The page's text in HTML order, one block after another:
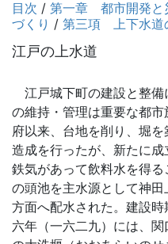
目次 / 第一章 都市開発と
づくり / 第三項 上下水道
江戸の上水道
江戸城下町の建設と整備
の維持・管理は重要な都
府以来、台地を削り、堀
造成を行ったが、新たに
鉄気があって飲料水を得
の頭池を主水源として神
方面へ配水された。建設
六年（一六二九）には、関